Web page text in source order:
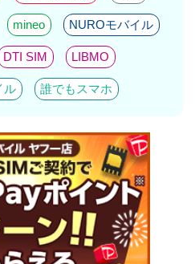
mineo NUROモバイル
DTI SIM LIBMO
ル 誰でもスマホ